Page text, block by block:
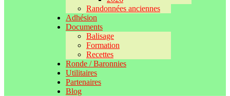
Randonnées anciennes
Adhésion
Documents
Balisage
Formation
Recettes
Ronde / Baronnies
Utilitaires
Partenaires
Blog